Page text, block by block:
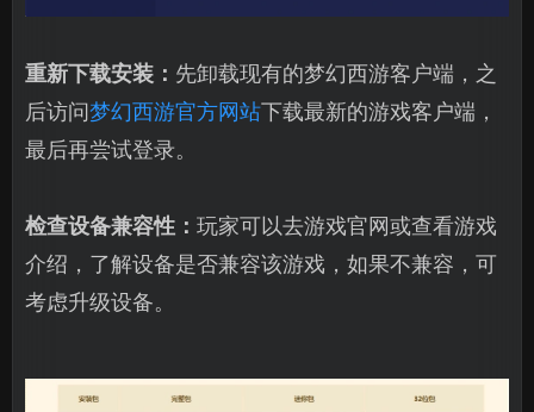
重新下载安装： 先卸载现有的梦幻西游客户端，之
后访问梦幻西游官方网站下载最新的游戏客户端，
最后再尝试登录。
检查设备兼容性： 玩家可以去游戏官网或查看游戏
介绍，了解设备是否兼容该游戏，如果不兼容，可
考虑升级设备。